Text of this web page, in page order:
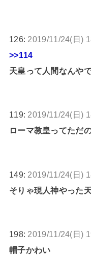
126: 2019/11/24(日)
>>114
天皇って人間なんや
119: 2019/11/24(日)
ローマ教皇ってただ
149: 2019/11/24(日)
そりゃ現人神やった
198: 2019/11/24(日)
帽子かわい